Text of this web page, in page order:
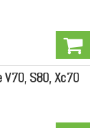
S80, Xc70